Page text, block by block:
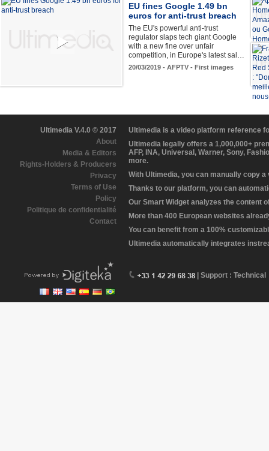
EU fines Google 1.49 bn
euros for anti-trust breach
The EU's powerful anti-trust
regulator slaps tech giant Google
with a new fine over unfair
competition, in Europe's latest sal…
20/03/2019 - AFPTV - First images
Ultimedia V.4.0 © 2017
About
Media & Editors
Rights-Holders & Producers
Privacy
Terms of Use
Policy
Politique de confidentialité
Contact
Ultimedia is a video platform reference
Ultimedia legally offers a 1,000,000+
AFP, INA, Universal, Warner, Sony,
more.
With Ultimedia, you can manually copy
Thanks to our platform, you can
Our Smart Widget analyzes the content
More than 400 European websites
You can benefit from a 100%
Ultimedia automatically integrates
| Support : Technical